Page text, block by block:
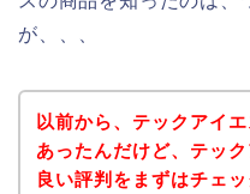
が、、、
以前から、テックアイ
あったんだけど、テッ
良い評判をまずはチェ